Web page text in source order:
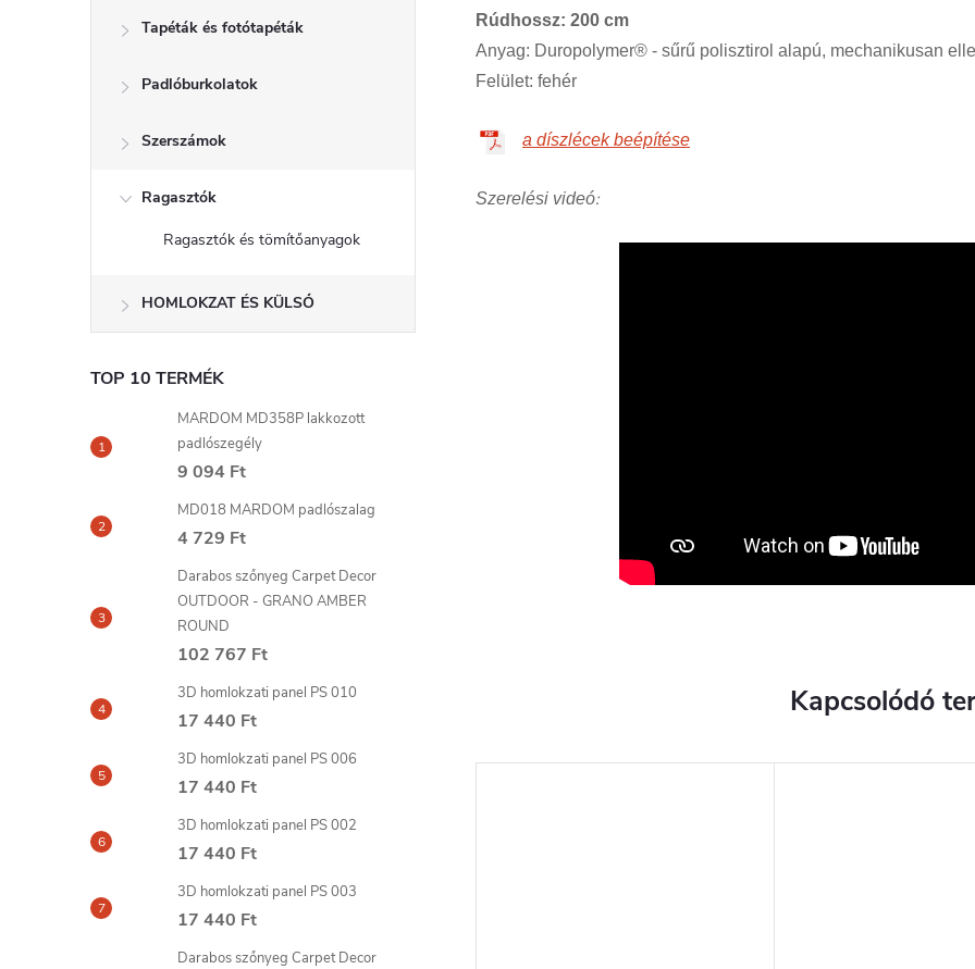
Tapéták és fotótapéták
Padlóburkolatok
Szerszámok
Ragasztók
Ragasztók és tömítőanyagok
HOMLOKZAT ÉS KÜLSŐ
TOP 10 TERMÉK
MARDOM MD358P lakkozott
padlószegély
9 094 Ft
MD018 MARDOM padlószalag
4 729 Ft
Darabos szőnyeg Carpet Decor
OUTDOOR - GRANO AMBER
ROUND
102 767 Ft
3D homlokzati panel PS 010
17 440 Ft
3D homlokzati panel PS 006
17 440 Ft
3D homlokzati panel PS 002
17 440 Ft
3D homlokzati panel PS 003
17 440 Ft
Darabos szőnyeg Carpet Decor
Rúdhossz: 200 cm
Anyag: Duropolymer® - sűrű polisztirol alapú, mechanikusan
Felület: fehér
a díszlécek beépítése
Szerelési videó:
Kapcsolódó